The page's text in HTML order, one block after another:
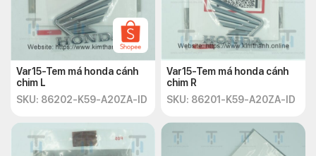
Var15-Tem má honda cánh
chim L
SKU: 86202-K59-A20ZA-ID
Var15-Tem má honda cánh
chim R
SKU: 86201-K59-A20ZA-ID